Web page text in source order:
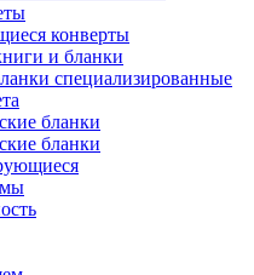
конверты
и бланки
специализированные
бланки
бланки